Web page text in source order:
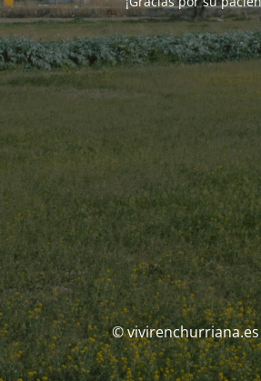
© vivirenchurriana.es